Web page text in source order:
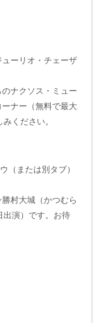
ーリオ・チェーザ
ナクソス・ミュー
ナー（無料で最大
ください。
（または別タブ）
村大城（かつむら
出演）です。お待